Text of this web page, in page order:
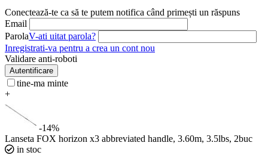
Conectează-te ca să te putem notifica când primești un răspuns
Email
ParolaV-ati uitat parola?
Inregistrati-va pentru a crea un cont nou
Validare anti-roboti
Autentificare
tine-ma minte
+
-14%
Lanseta FOX horizon x3 abbreviated handle, 3.60m, 3.5lbs, 2buc
in stoc